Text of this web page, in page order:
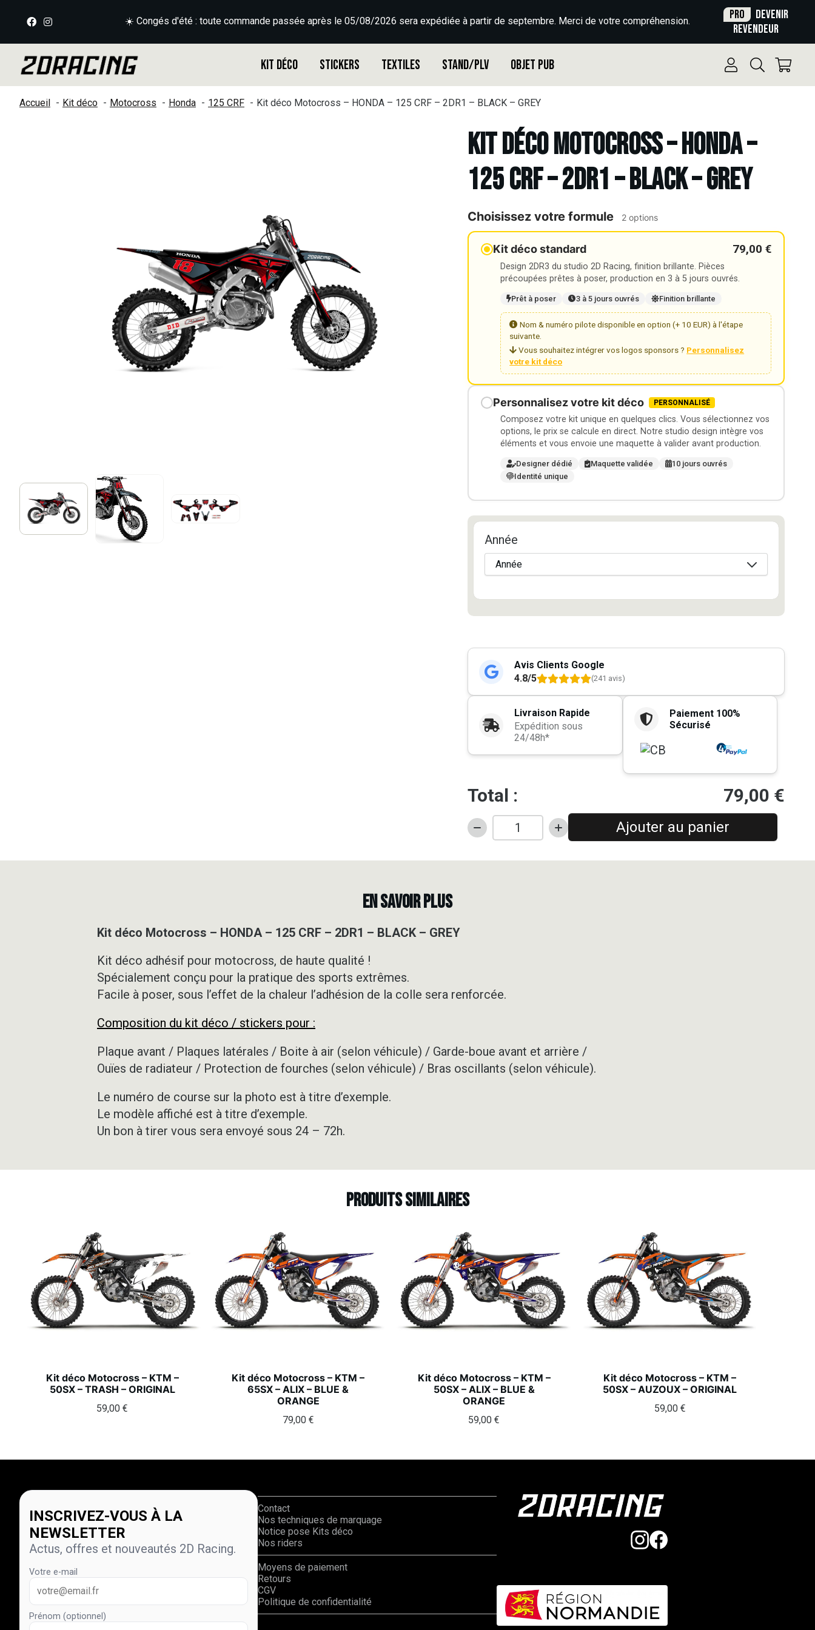
☀️ Congés d'été : toute commande passée après le 05/08/2026 sera expédiée à partir de septembre. Merci de votre compréhension. Pro
Devenir
revendeur
Kit déco Stickers Textiles Stand/PLV Objet Pub
Accueil Kit déco Motocross Honda 125 CRF Kit déco Motocross – HONDA – 125 CRF – 2DR1 – BLACK – GREY
Kit déco Motocross – HONDA –
125 CRF – 2DR1 – BLACK – GREY
Choisissez votre formule 2 options
Kit déco standard 79,00 €
Design 2DR3 du studio 2D Racing, finition brillante. Pièces
précoupées prêtes à poser, production en 3 à 5 jours ouvrés.
Prêt à poser 3 à 5 jours ouvrés Finition brillante
Nom & numéro pilote disponible en option (+ 10 EUR) à l'étape
suivante.
Vous souhaitez intégrer vos logos sponsors ? Personnalisez
votre kit déco
Personnalisez votre kit déco PERSONNALISÉ
Composez votre kit unique en quelques clics. Vous sélectionnez vos
options, le prix se calcule en direct. Notre studio design intègre vos
éléments et vous envoie une maquette à valider avant production.
Designer dédié Maquette validée
10 jours ouvrés
Identité unique
Année
Avis Clients Google
4.8/5
(241 avis)
Livraison Rapide
Expédition sous
24/48h*
Paiement 100%
Sécurisé
Total : 79,00 €
quantité
Kit
2DR1
GREY
Ajouter au panier
EN SAVOIR PLUS
Kit déco Motocross – HONDA – 125 CRF – 2DR1 – BLACK – GREY
Kit déco adhésif pour motocross, de haute qualité !
Spécialement conçu pour la pratique des sports extrêmes.
Facile à poser, sous l’effet de la chaleur l’adhésion de la colle sera renforcée.
Composition du kit déco / stickers pour :
Plaque avant / Plaques latérales / Boite à air (selon véhicule) / Garde-boue avant et arrière /
Ouïes de radiateur / Protection de fourches (selon véhicule) / Bras oscillants (selon véhicule).
Le numéro de course sur la photo est à titre d’exemple.
Le modèle affiché est à titre d’exemple.
Un bon à tirer vous sera envoyé sous 24 – 72h.
Produits similaires
Kit déco Motocross – KTM –
50SX – TRASH – ORIGINAL
59,00€
Kit déco Motocross – KTM –
65SX – ALIX – BLUE &
ORANGE
79,00 €
Kit déco Motocross – KTM –
50SX – ALIX – BLUE &
ORANGE
59,00€
Kit déco Motocross – KTM –
50SX – AUZOUX – ORIGINAL
59,00 €
INSCRIVEZ-VOUS À LA
NEWSLETTER
Actus, offres et nouveautés 2D Racing.
Votre e-mail
Prénom (optionnel)
Contact
Nos techniques de marquage
Notice pose Kits déco
Nos riders
Moyens de paiement
Retours
CGV
Politique de confidentialité